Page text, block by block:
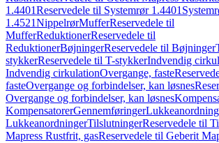
1.4401Reservedele til Systemrør 1.4401
1.4521NippelrørMufferReservedele til
MufferReduktionerReservedele til
ReduktionerBøjningerReservedele til Bøjninger
stykkerReservedele til T-stykkerIndvendig
Indvendig cirkulationOvergange, faste
fasteOvergange og forbindelser, kan løsnes
Overgange og forbindelser, kan løsnes
KompensatorerGennemføringer
LukkeanordningerTilslutningerReservedele til
Mapress Rustfrit, gasReservedele til Geberit